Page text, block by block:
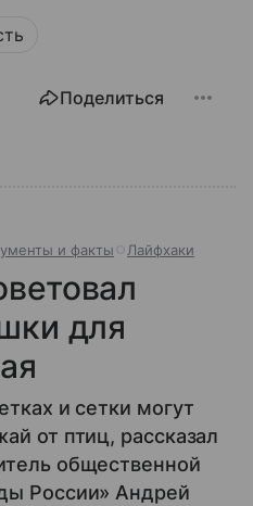
Поделиться
и факты Лайфхаки
для
и сетки могут
от птиц, рассказал
общественной
России» Андрей